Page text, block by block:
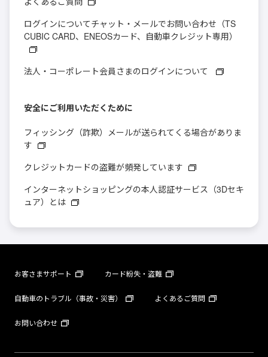
ログインについてチャット・メールでお問い合わせ（TS
CUBIC CARD、ENEOSカード、自動車クレジット専用）
法人・コーポレート会員さまのログインについて
安全にご利用いただくために
フィッシング（詐欺）メールが送られてくる場合がありま
す
クレジットカードの盗難が頻発しています
インターネットショッピングの本人認証サービス（3Dセキ
ュア）とは
お客さまサポート カード紛失・盗難
自動車のトラブル（事故・災害） よくあるご質問
お問い合わせ